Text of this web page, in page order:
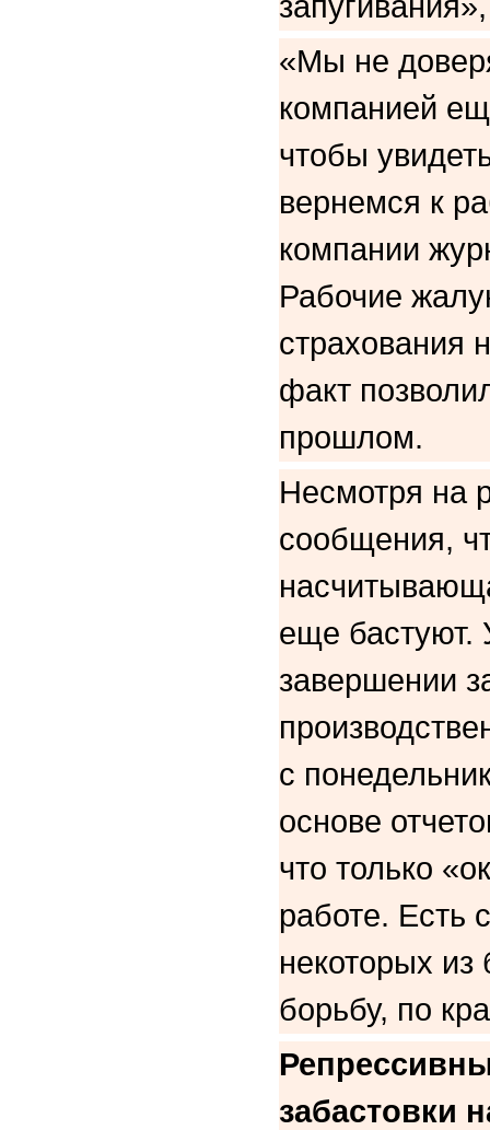
«Мы не
компанией
чтобы
вернемся к
компании
Рабочие
страхования
факт
прошлом.
Несмотря на
сообщения,
еще бастуют.
завершении
с
основе
что только
работе. Есть
некоторых
борьбу, по
забастовки